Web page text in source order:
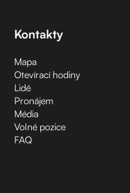
Kontakty
Mapa
Otevírací hodiny
Lidé
Pronájem
Média
Volné pozice
FAQ